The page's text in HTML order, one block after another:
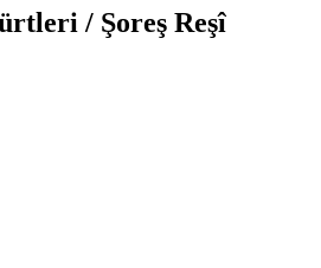
/ Şoreş Reşî